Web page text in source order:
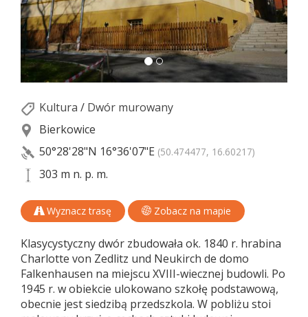
Kultura / Dwór murowany
Bierkowice
50°28'28"N 16°36'07"E (50.474477, 16.60217)
303 m n. p. m.
Wyznacz trasę Zobacz na mapie
Klasycystyczny dwór zbudowała ok. 1840 r. hrabina
Charlotte von Zedlitz und Neukirch de domo
Falkenhausen na miejscu XVIII-wiecznej budowli. Po
1945 r. w obiekcie ulokowano szkołę podstawową,
obecnie jest siedzibą przedszkola. W pobliżu stoi